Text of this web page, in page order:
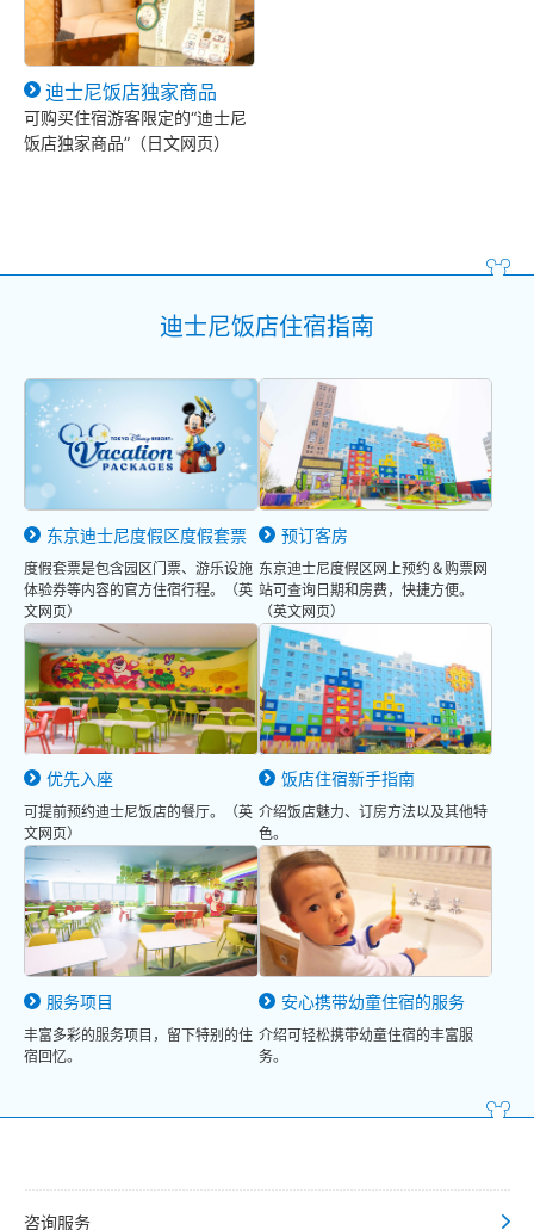
迪士尼饭店独家商品
可购买住宿游客限定的“迪士尼
饭店独家商品”（日文网页）
迪士尼饭店住宿指南
东京迪士尼度假区度假套票
度假套票是包含园区门票、游乐设施
体验券等内容的官方住宿行程。（英
文网页）
预订客房
东京迪士尼度假区网上预约＆购票网
站可查询日期和房费，快捷方便。
（英文网页）
优先入座
可提前预约迪士尼饭店的餐厅。（英
文网页）
饭店住宿新手指南
介绍饭店魅力、订房方法以及其他特
色。
服务项目
丰富多彩的服务项目，留下特别的住
宿回忆。
安心携带幼童住宿的服务
介绍可轻松携带幼童住宿的丰富服
务。
咨询服务